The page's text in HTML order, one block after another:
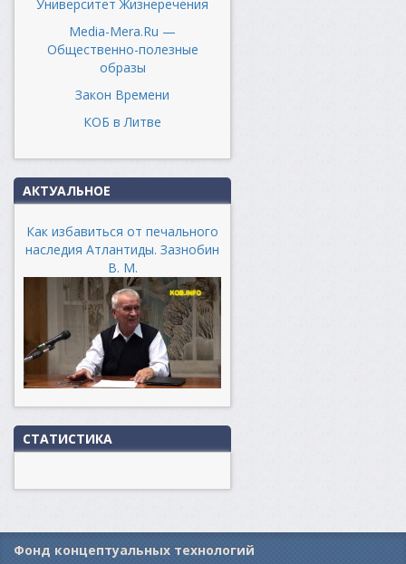
Университет Жизнеречения
Media-Mera.Ru —
Общественно-полезные
образы
Закон Времени
КОБ в Литве
АКТУАЛЬНОЕ
Как избавиться от печального
наследия Атлантиды. Зазнобин
В. М.
СТАТИСТИКА
Фонд концептуальных технологий